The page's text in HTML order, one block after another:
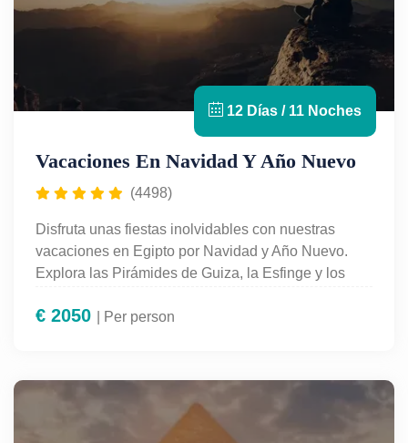
12 Días / 11 Noches
Vacaciones En Navidad Y Año Nuevo
(4498)
Disfruta unas fiestas inolvidables con nuestras
vacaciones en Egipto por Navidad y Año Nuevo.
Explora las Pirámides de Guiza, la Esfinge y los
español, transporte privado y alojamiento incluido.
cultura, historia y aventura te esperan en el corazón
del antiguo Egipto. Una forma única y mágica de
recibir el nuevo año con
Egypt For Travel.
€ 2050 | Per person